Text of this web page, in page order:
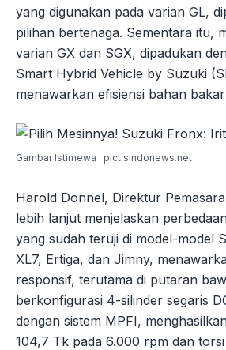
yang digunakan pada varian GL,
pilihan bertenaga. Sementara itu,
varian GX dan SGX, dipadukan
Smart Hybrid Vehicle by Suzuki
menawarkan efisiensi bahan
Gambar Istimewa : pict.sindonews.net
Harold Donnel, Direktur
lebih lanjut menjelaskan
yang sudah teruji di model-model
XL7, Ertiga, dan Jimny,
responsif, terutama di putaran
berkonfigurasi 4-silinder segaris
dengan sistem MPFI,
104,7 Tk pada 6.000 rpm dan